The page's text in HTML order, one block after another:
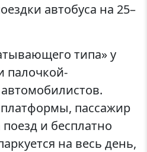
автобуса на 25–
типа» у
палочкой-
пассажир
и бесплатно
на весь день,